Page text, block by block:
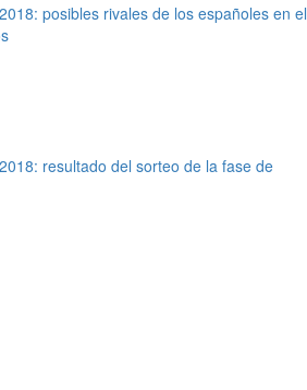
posibles rivales de los españoles en el
resultado del sorteo de la fase de